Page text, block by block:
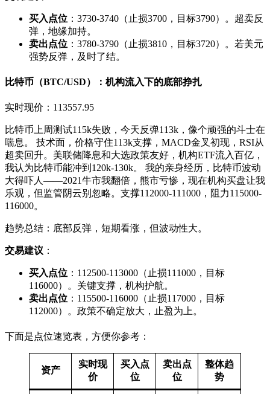
买入点位 ：3730-3740（止损3700，目标3790）。超卖反
弹，地缘加持。
卖出点位 ：3780-3790（止损3810，目标3720）。若美元
强势反弹，及时了结。
比特币（BTC/USD）：机构流入下的底部挣扎
实时现价：113557.95
比特币上周测试115k失败，今天反弹113k，像个顽强的斗士在
喘息。 技术面，价格守住113k支撑，MACD金叉初现，RSI从
超卖回升。美联储降息和大选政策友好，机构ETF流入百亿，
我认为比特币能冲到120k-130k。 我的亲身经历，比特币波动
大得吓人——2021牛市我翻倍，熊市亏惨，现在机构买盘让我
乐观，但监管阴云别忽略。支撑112000-111000，阻力115000-
116000。
趋势总结：底部反弹，短期看涨，但波动性大。
交易建议 ：
买入点位 ：112500-113000（止损111000，目标
116000）。关键支撑，机构护航。
卖出点位 ：115500-116000（止损117000，目标
112000）。政策不确定放大，止盈为上。
下面是点位速览表，方便你参考：
资产
实时现
价
买入点
位
卖出点
位
整体趋
势